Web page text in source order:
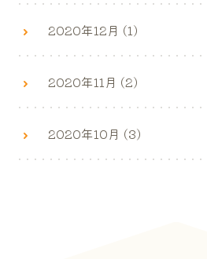
2020年12月 (1)
2020年11月 (2)
2020年10月 (3)